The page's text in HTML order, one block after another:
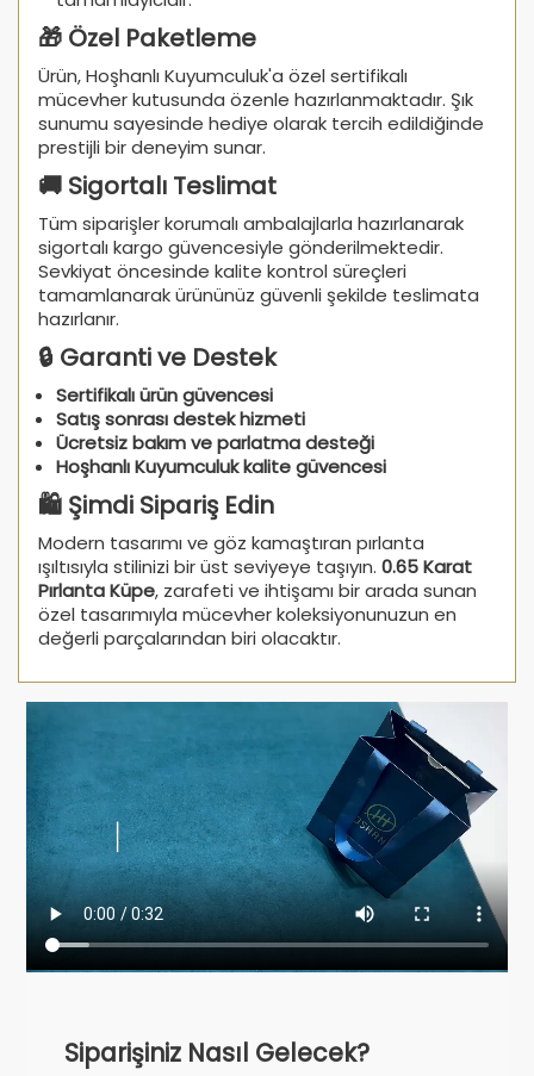
🎁 Özel Paketleme
Ürün, Hoşhanlı Kuyumculuk'a özel sertifikalı
mücevher kutusunda özenle hazırlanmaktadır. Şık
sunumu sayesinde hediye olarak tercih edildiğinde
prestijli bir deneyim sunar.
🚚 Sigortalı Teslimat
Tüm siparişler korumalı ambalajlarla hazırlanarak
sigortalı kargo güvencesiyle gönderilmektedir.
Sevkiyat öncesinde kalite kontrol süreçleri
tamamlanarak ürününüz güvenli şekilde teslimata
hazırlanır.
🔒 Garanti ve Destek
Sertifikalı ürün güvencesi
Satış sonrası destek hizmeti
Ücretsiz bakım ve parlatma desteği
Hoşhanlı Kuyumculuk kalite güvencesi
🛍️ Şimdi Sipariş Edin
Modern tasarımı ve göz kamaştıran pırlanta
ışıltısıyla stilinizi bir üst seviyeye taşıyın. 0.65 Karat
Pırlanta Küpe, zarafeti ve ihtişamı bir arada sunan
özel tasarımıyla mücevher koleksiyonunuzun en
değerli parçalarından biri olacaktır.
Siparişiniz Nasıl Gelecek?